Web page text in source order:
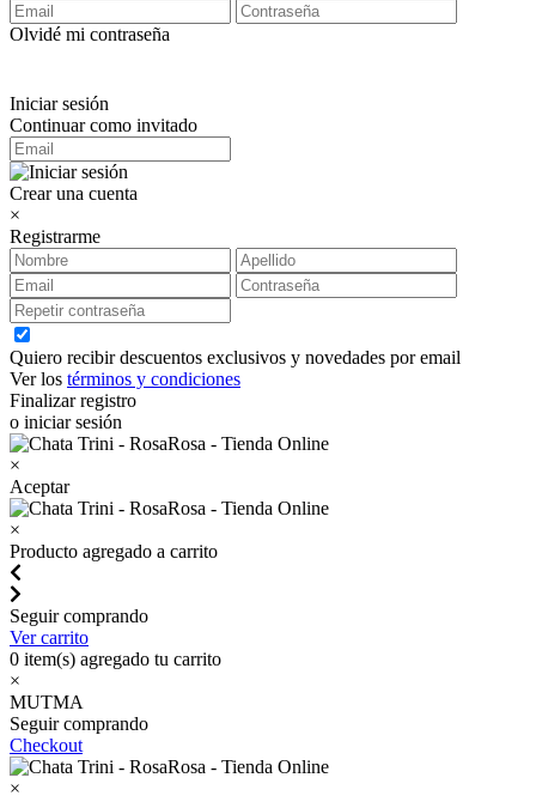
Olvidé mi contraseña
Iniciar sesión
Continuar como invitado
Crear una cuenta
×
Registrarme
Quiero recibir descuentos exclusivos y novedades por email
Ver los términos y condiciones
Finalizar registro
o iniciar sesión
×
Aceptar
×
Producto agregado a carrito
Seguir comprando
Ver carrito
0 item(s) agregado tu carrito
×
MUTMA
Seguir comprando
Checkout
×